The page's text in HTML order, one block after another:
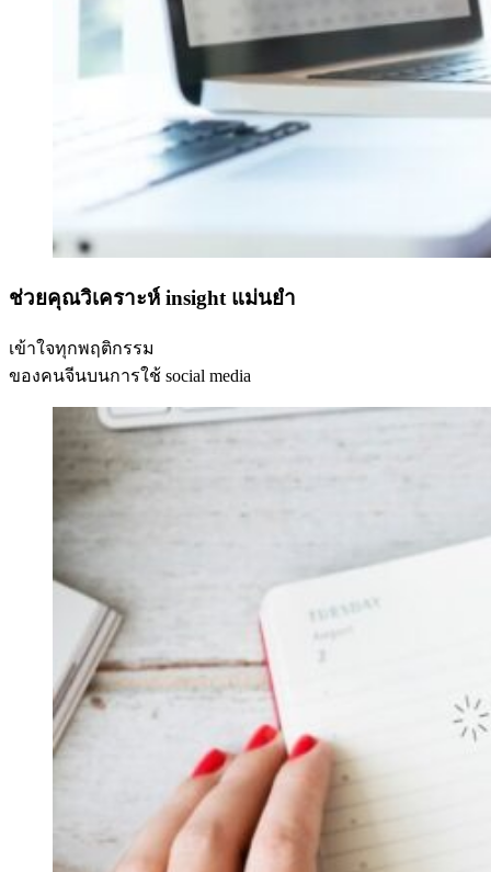
ช่วยคุณวิเคราะห์ insight แม่นยำ
เข้าใจทุกพฤติกรรม
ของคนจีนบนการใช้ social media